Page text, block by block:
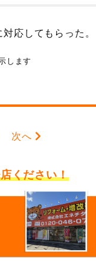
応してもらった。
します
次へ
ください！